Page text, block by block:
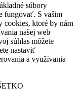
súbory
fungovať. S vašim
cookies, ktoré by nám
našej web
súhlas môžete
nastaviť
a využívania